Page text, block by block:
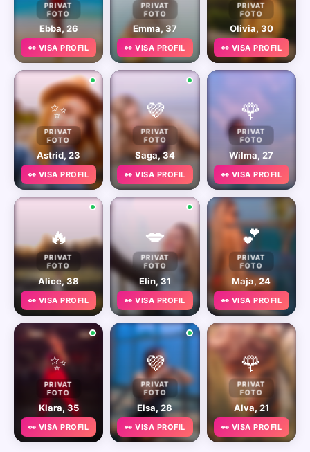
PRIVAT
FOTO
Ebba, 26
👀 VISA PROFIL
PRIVAT
FOTO
Emma, 37
👀 VISA PROFIL
PRIVAT
FOTO
Olivia, 30
👀 VISA PROFIL
✨
PRIVAT
FOTO
Astrid, 23
👀 VISA PROFIL
💜
PRIVAT
FOTO
Saga, 34
👀 VISA PROFIL
🌹
PRIVAT
FOTO
Wilma, 27
👀 VISA PROFIL
🔥
PRIVAT
FOTO
Alice, 38
👀 VISA PROFIL
💋
PRIVAT
FOTO
Elin, 31
👀 VISA PROFIL
💕
PRIVAT
FOTO
Maja, 24
👀 VISA PROFIL
✨
PRIVAT
FOTO
Klara, 35
👀 VISA PROFIL
💜
PRIVAT
FOTO
Elsa, 28
👀 VISA PROFIL
🌹
PRIVAT
FOTO
Alva, 21
👀 VISA PROFIL